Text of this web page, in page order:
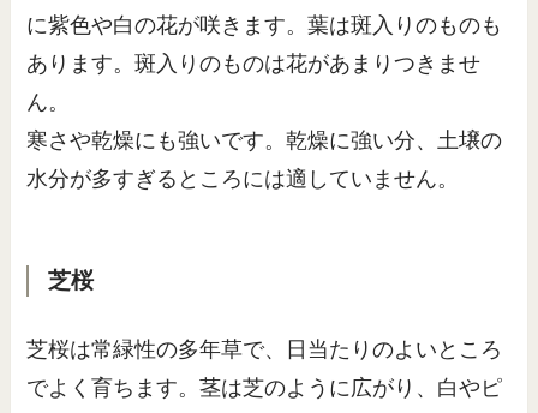
に紫色や白の花が咲きます。葉は斑入りのものも
あります。斑入りのものは花があまりつきませ
ん。
寒さや乾燥にも強いです。乾燥に強い分、土壌の
水分が多すぎるところには適していません。
芝桜
芝桜は常緑性の多年草で、日当たりのよいところ
でよく育ちます。茎は芝のように広がり、白やピ